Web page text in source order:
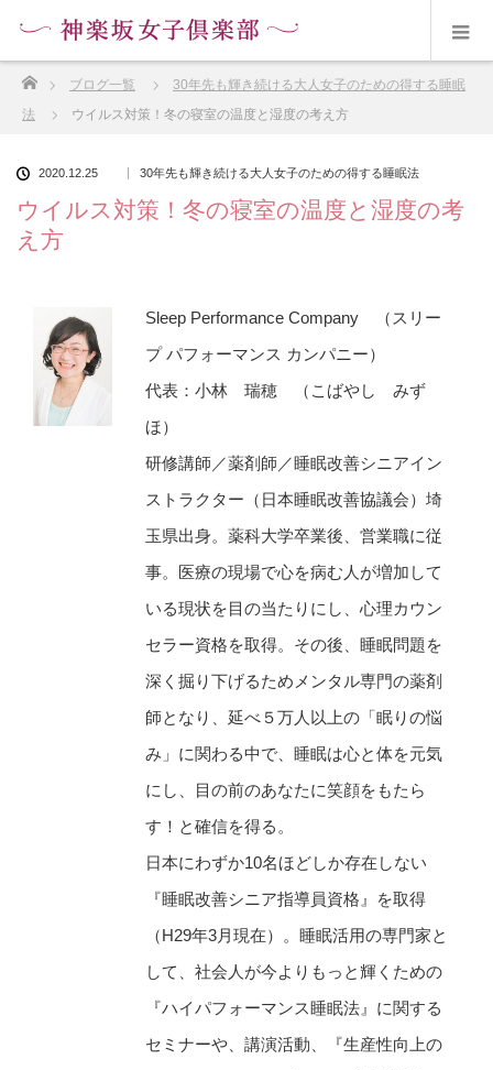
ブログ一覧
30年先も輝き続ける大人女子のための得する睡眠
法
ウイルス対策！冬の寝室の温度と湿度の考え方
2020.12.25 30年先も輝き続ける大人女子のための得する睡眠法
ウイルス対策！冬の寝室の温度と湿度の考
え方
Sleep Performance Company （スリー
プ パフォーマンス カンパニー）
代表：小林 瑞穂 （こばやし みず
ほ）
研修講師／薬剤師／睡眠改善シニアイン
ストラクター（日本睡眠改善協議会）埼
玉県出身。薬科大学卒業後、営業職に従
事。医療の現場で心を病む人が増加して
いる現状を目の当たりにし、心理カウン
セラー資格を取得。その後、睡眠問題を
深く掘り下げるためメンタル専門の薬剤
師となり、延べ５万人以上の「眠りの悩
み」に関わる中で、睡眠は心と体を元気
にし、目の前のあなたに笑顔をもたら
す！と確信を得る。
日本にわずか10名ほどしか存在しない
『睡眠改善シニア指導員資格』を取得
（H29年3月現在）。睡眠活用の専門家と
して、社会人が今よりもっと輝くための
『ハイパフォーマンス睡眠法』に関する
セミナーや、講演活動、『生産性向上の